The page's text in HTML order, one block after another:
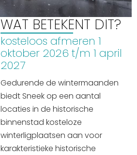
WAT BETEKENT DIT?
kosteloos afmeren 1
oktober 2026 t/m 1 april
2027
Gedurende de wintermaanden
biedt Sneek op een aantal
locaties in de historische
binnenstad kosteloze
winterligplaatsen aan voor
karakteristieke historische